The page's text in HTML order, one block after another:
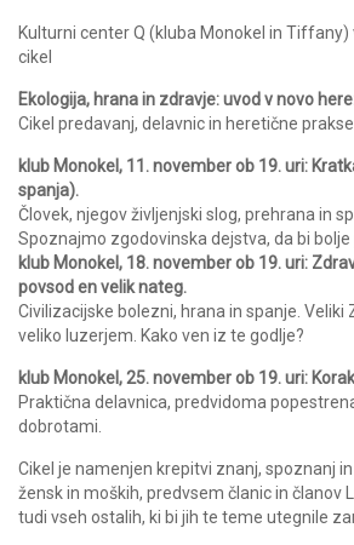
Kulturni center Q (kluba Monokel in
cikel
Ekologija, hrana in zdravje: uvod v novo
Cikel predavanj, delavnic in heretične prakse
klub Monokel, 11. november ob 19. uri:
spanja).
Človek, njegov življenjski slog, prehrana in
Spoznajmo zgodovinska dejstva, da bi bolje
klub Monokel, 18. november ob 19. uri:
povsod en velik nateg.
Civilizacijske bolezni, hrana in spanje. Veliki
veliko luzerjem. Kako ven iz te godlje?
klub Monokel, 25. november ob 19. uri:
Praktična delavnica, predvidoma
dobrotami.
Cikel je namenjen krepitvi znanj, spoznanj
žensk in moških, predvsem članic in članov
tudi vseh ostalih, ki bi jih te teme utegnile